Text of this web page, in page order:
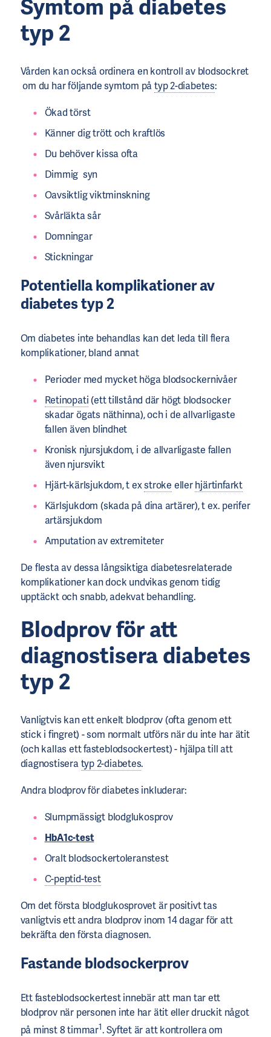
Symtom pådiabetes
typ 2
Vården kan också ordinera en kontroll av blodsockret
om du har följande symtom påtyp 2-diabetes:
Ökad törst
Känner dig trött och kraftlös
Du behöver kissa ofta
Dimmig syn
Oavsiktlig viktminskning
Svårläkta sår
Domningar
Stickningar
Potentiellakomplikationerav
diabetes typ 2
Om diabetes inte behandlas kan det leda till flera
komplikationer, bland annat
Perioder med mycket höga blodsockernivåer
Retinopati(ett tillstånd där högt blodsocker
skadar ögats näthinna), och i de allvarligaste
fallen även blindhet
Kronisk njursjukdom, i de allvarligaste fallen
även njursvikt
Hjärt-kärlsjukdom, t exstroke ellerhjärtinfarkt
Kärlsjukdom (skada på dina artärer), t ex. perifer
artärsjukdom
Amputation av extremiteter
De flesta av dessa långsiktiga diabetesrelaterade
komplikationer kan dock undvikas genom tidig
upptäckt och snabb, adekvat behandling.
Blodprovför att
diagnostiseradiabetes
typ 2
Vanligtvis kan ett enkelt blodprov (ofta genom ett
stick i fingret) - som normalt utförs när du inte har ätit
(och kallas ett fasteblodsockertest) - hjälpa till att
diagnostiseratyp 2-diabetes.
Andra blodprov för diabetes inkluderar:
Slumpmässigt blodglukosprov
HbA1c-test
Oralt blodsockertoleranstest
C-peptid-test
Om det första blodglukosprovet är positivt tas
vanligtvis ett andra blodprov inom 14 dagar för att
bekräfta den första diagnosen.
Fastande blodsockerprov
Ett fasteblodsockertest innebär att man tar ett
blodprov när personen inte har ätit eller druckit något
på minst 8 timmar1. Syftet är att kontrollera om